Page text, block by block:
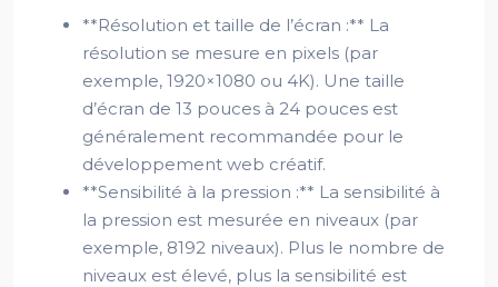
**Résolution et taille de l’écran :** La
résolution se mesure en pixels (par
exemple, 1920×1080 ou 4K). Une taille
d’écran de 13 pouces à 24 pouces est
généralement recommandée pour le
développement web créatif.
**Sensibilité à la pression :** La sensibilité à
la pression est mesurée en niveaux (par
exemple, 8192 niveaux). Plus le nombre de
niveaux est élevé, plus la sensibilité est